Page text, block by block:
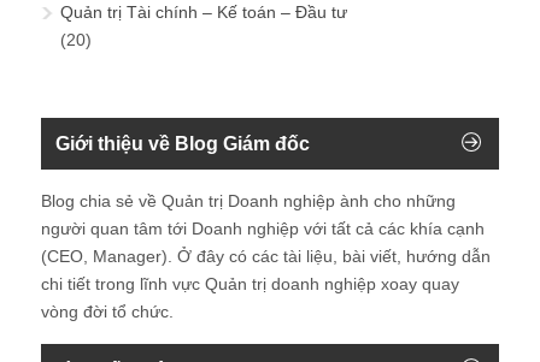
Quản trị Tài chính – Kế toán – Đầu tư
(20)
Giới thiệu về Blog Giám đốc
Blog chia sẻ về Quản trị Doanh nghiệp ành cho những
người quan tâm tới Doanh nghiệp với tất cả các khía cạnh
(CEO, Manager). Ở đây có các tài liệu, bài viết, hướng dẫn
chi tiết trong lĩnh vực Quản trị doanh nghiệp xoay quay
vòng đời tổ chức.